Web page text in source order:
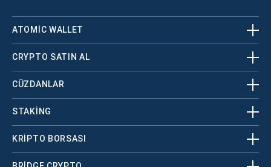
ATOMIC WALLET
CRYPTO SATIN AL
CÜZDANLAR
STAKING
KRİPTO BORSASI